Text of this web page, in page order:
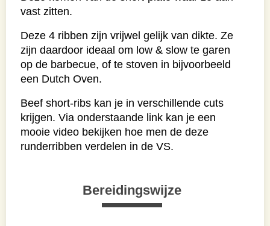
vast zitten.
Deze 4 ribben zijn vrijwel gelijk van dikte. Ze
zijn daardoor ideaal om low & slow te garen
op de barbecue, of te stoven in bijvoorbeeld
een Dutch Oven.
Beef short-ribs kan je in verschillende cuts
krijgen. Via onderstaande link kan je een
mooie video bekijken hoe men de deze
runderribben verdelen in de VS.
Bereidingswijze